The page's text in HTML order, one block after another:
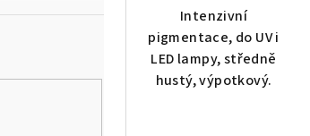
Intenzivní
pigmentace, do UV i
LED lampy, středně
hustý, výpotkový.